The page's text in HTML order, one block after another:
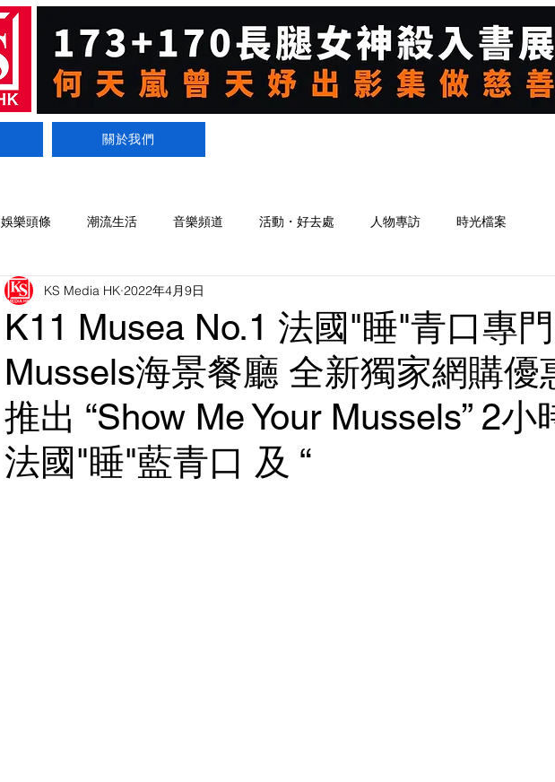
關於我們
娛樂頭條 潮流生活 音樂頻道 活動・好去處 人物專訪 時光檔案
K11 Musea No.1 法國"睡"青口專
Mussels海景餐廳 全新獨家網購優
推出 “Show Me Your Mussels” 2小
法國"睡"藍青口 及 “
KS Media HK 2022年4月9日